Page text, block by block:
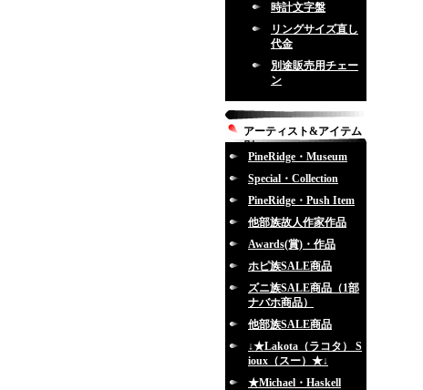
時計文字盤
リングサイズ直し
代金
別途販売用チェー
ン
アーティスト&アイテム
別
PineRidge・Museum
Special・Collection
PineRidge・Push Item
他部族故人作家作品
Awards(賞)・作品
ホピ族SALE商品
ズニ族SALE商品（1部
ナバホ商品）
他部族SALE商品
↓★Lakota（ラコタ） S
ioux（スー）★↓
★Michael・Haskell